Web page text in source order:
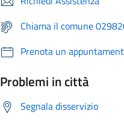
Chiama il comune
Prenota un
Problemi in città
Segnala disservizio